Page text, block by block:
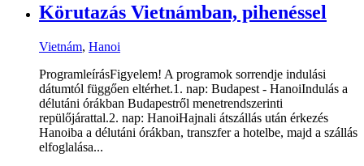
Körutazás Vietnámban, pihenéssel
Vietnám, Hanoi
ProgramleírásFigyelem! A programok sorrendje indulási
dátumtól függően eltérhet.1. nap: Budapest - HanoiIndulás a
délutáni órákban Budapestről menetrendszerinti
repülőjárattal.2. nap: HanoiHajnali átszállás után érkezés
Hanoiba a délutáni órákban, transzfer a hotelbe, majd a szállás
elfoglalása...